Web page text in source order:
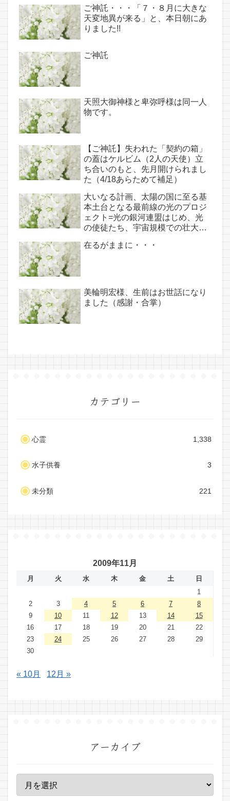
点であり古代太陽信仰の中心点で
もある伊弉諾宮、他3ヵ所へのご
神託あり！！
ご神託・・・「７・８月に大きな
天変地異が来る」と、本日朝にあ
りました!!
ご神託
天照大御神様と卑弥呼様は同一人
物です。
【ご神託】失われた「契約の箱」
の蓋はケルビム（2人の天使）立
ち合いのもと、先月開けられまし
た（4/18あらためて補足）
大いなる計画、太陽の国に至る基
本土台となる最前線の光のプロジ
ェクト=光の銀河連盟はじめ、光
の使徒たち、宇宙規模での壮大な
(6/26・28追記あり）
在るがままに・・・
美輪明宏様、生前はお世話になり
ました（感謝・合掌）
カテゴリー
心霊 1,338
水子供養 3
未分類 221
2009年11月
月 火 水 木 金 土
日
1
2
3 4 5 6 7
8
9
10 11 12 13 14
15
16
17 18 19 20 21
22
23
24 25 26 27 28
29
30
« 10月 12月 »
アーカイブ